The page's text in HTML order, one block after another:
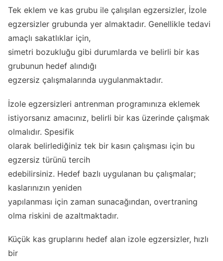
Tek eklem ve kas grubu ile çalışılan egzersizler, İzole
egzersizler grubunda yer almaktadır. Genellikle tedavi
amaçlı sakatlıklar için,
simetri bozukluğu gibi durumlarda ve belirli bir kas
grubunun hedef alındığı
egzersiz çalışmalarında uygulanmaktadır.
İzole egzersizleri antrenman programınıza eklemek
istiyorsanız amacınız, belirli bir kas üzerinde çalışmak
olmalıdır. Spesifik
olarak belirlediğiniz tek bir kasın çalışması için bu
egzersiz türünü tercih
edebilirsiniz. Hedef bazlı uygulanan bu çalışmalar;
kaslarınızın yeniden
yapılanması için zaman sunacağından, overtraning
olma riskini de azaltmaktadır.
Küçük kas gruplarını hedef alan izole egzersizler, hızlı
bir